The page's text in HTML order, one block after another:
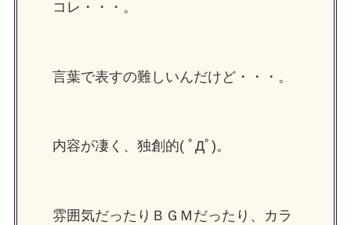
コレ・・・。
言葉で表すの難しいんだけど・・・。
内容が凄く、独創的( ﾟДﾟ)。
雰囲気だったりＢＧＭだったり、カラ